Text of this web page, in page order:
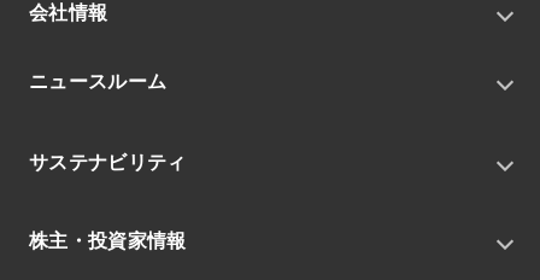
会社情報
会社概要
中期経営戦略
役員
ニュースルーム
トピックス
IRニュース
サステナビリティ
環境
株主・投資家情報